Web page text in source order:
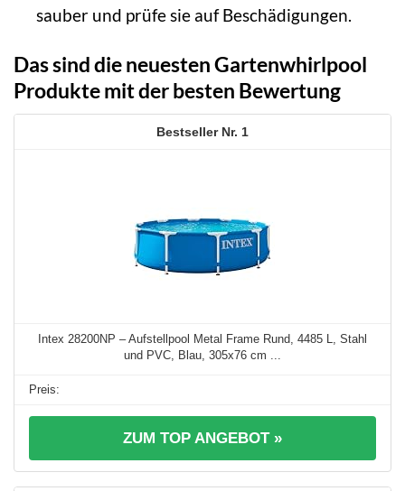
sauber und prüfe sie auf Beschädigungen.
Das sind die neuesten Gartenwhirlpool
Produkte mit der besten Bewertung
1
Intex 28200NP – Aufstellpool Metal Frame Rund, 4485 L, Stahl
und PVC, Blau, 305x76 cm ...
ZUM TOP ANGEBOT »